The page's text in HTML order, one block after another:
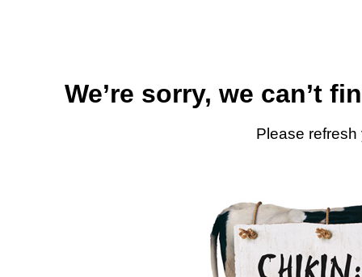
We’re sorry, we can’t
Please refresh